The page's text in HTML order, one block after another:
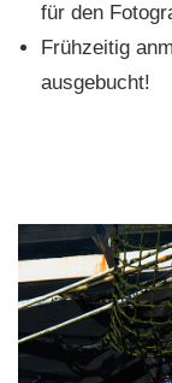
für den
Frühzeitig
ausgebucht!